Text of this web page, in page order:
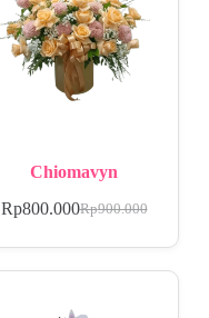
Chiomavyn
Rp900.000
Rp800.000